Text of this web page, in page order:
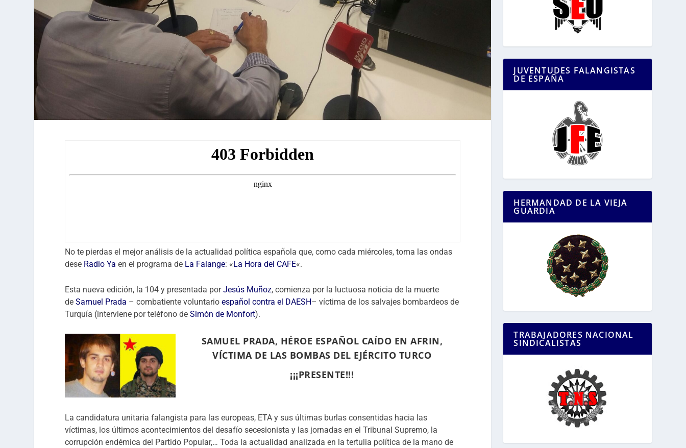
No te pierdas el mejor análisis de la actualidad política española que, como cada miércoles, toma las ondas
dese Radio Ya en el programa de La Falange: «La Hora del CAFE«.
Esta nueva edición, la 104 y presentada porJesús Muñoz, comienza por la luctuosa noticia de la muerte
deSamuel Prada – combatiente voluntarioespañol contra el DAESH– víctima de los salvajes bombardeos de
Turquía (interviene por teléfono deSimón de Monfort).
SAMUEL PRADA, HÉROE ESPAÑOL CAÍDO EN AFRIN,
VÍCTIMA DE LAS BOMBAS DEL EJÉRCITO TURCO
¡¡¡PRESENTE!!!
La candidatura unitaria falangista para las europeas, ETA y sus últimas burlas consentidas hacia las
víctimas, los últimos acontecimientos del desafío secesionista y las jornadas en el Tribunal Supremo, la
corrupción endémica del Partido Popular,… Toda la actualidad analizada en la tertulia política de la mano de
JUVENTUDES FALANGISTAS
DE ESPAÑA
HERMANDAD DE LA VIEJA
GUARDIA
TRABAJADORES NACIONAL
SINDICALISTAS